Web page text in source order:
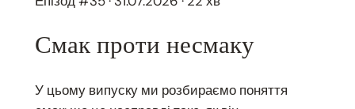
Смак проти несмаку
У цьому випуску ми розбираємо поняття